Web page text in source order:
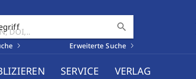
search
Erweiterte Suche
SERVICE VERLAG